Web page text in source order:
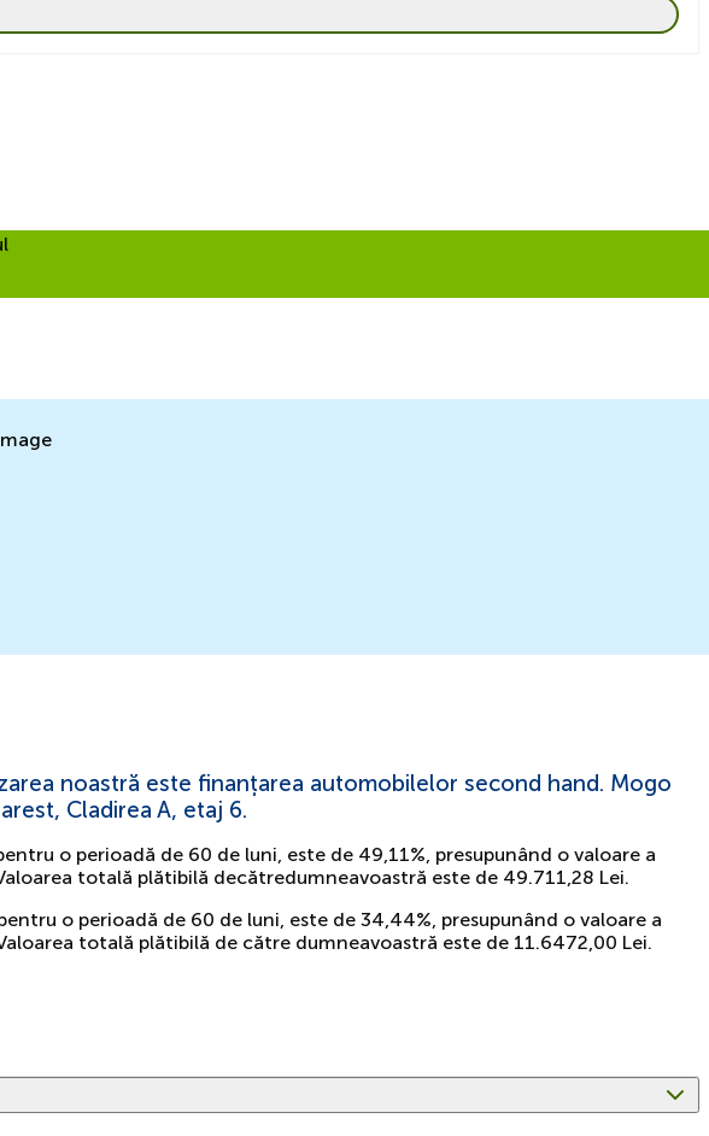
noastră este finanțarea automobilelor second hand. Mogo
Cladirea A, etaj 6.
o perioadă de 60 de luni, este de 49,11%, presupunând o valoare a
totală plătibilă decătredumneavoastră este de 49.711,28 Lei.
o perioadă de 60 de luni, este de 34,44%, presupunând o valoare a
totală plătibilă de către dumneavoastră este de 11.6472,00 Lei.